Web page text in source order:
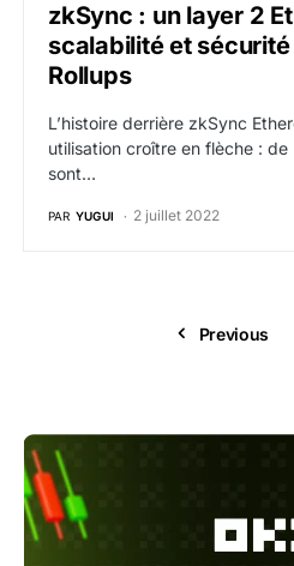
zkSync : un layer 2
scalabilité et
Rollups
L’histoire derrière zkSync
utilisation croître en flèche :
sont…
PAR YUGUI 2 juillet 2022
Previous